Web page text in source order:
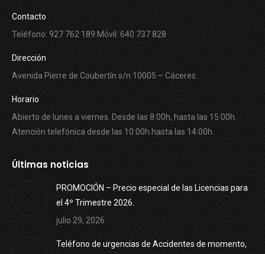
Contacto
Teléfono: 927 762 189 Móvil: 640 737 828
Dirección
Avenida Pierre de Coubertín s/n 10005 – Cáceres
Horario
Abierto de lunes a viernes. Desde las 8:00h, hasta las 15:00h.
Atención telefónica desde las 10:00h hasta las 14:00h.
Últimas noticias
PROMOCIÓN – Precio especial de las Licencias para
el 4º Trimestre 2026.
julio 29, 2026
Teléfono de urgencias de Accidentes de momento,